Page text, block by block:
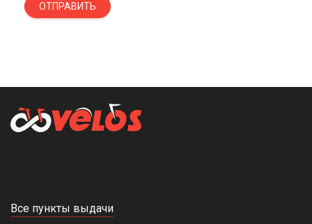
ОТПРАВИТЬ
Все пункты выдачи